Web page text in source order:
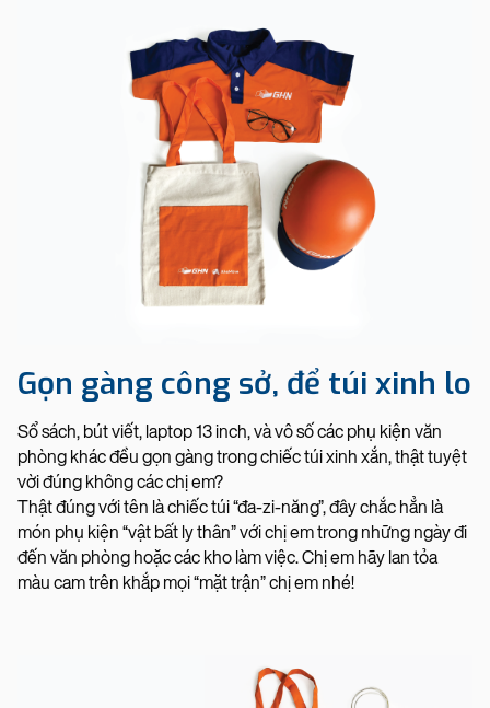
Gọn gàng công sở, để túi xinh lo
Sổ sách, bút viết, laptop 13 inch, và vô số các phụ kiện văn
phòng khác đều gọn gàng trong chiếc túi xinh xắn, thật tuyệt
vời đúng không các chị em?
Thật đúng với tên là chiếc túi “đa-zi-năng”, đây chắc hẳn là
món phụ kiện “vật bất ly thân” với chị em trong những ngày đi
đến văn phòng hoặc các kho làm việc. Chị em hãy lan tỏa
màu cam trên khắp mọi “mặt trận” chị em nhé!